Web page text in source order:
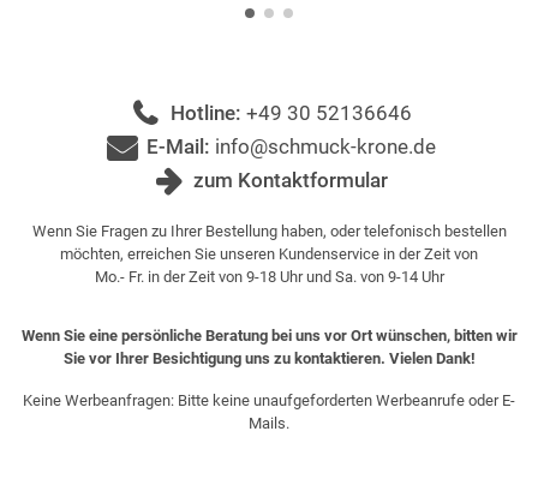
Hotline: +49 30 52136646
E-Mail: info@schmuck-krone.de
zum Kontaktformular
Wenn Sie Fragen zu Ihrer Bestellung haben, oder telefonisch bestellen
möchten, erreichen Sie unseren Kundenservice in der Zeit von
Mo.- Fr. in der Zeit von 9-18 Uhr und Sa. von 9-14 Uhr
Wenn Sie eine persönliche Beratung bei uns vor Ort wünschen, bitten wir
Sie vor Ihrer Besichtigung uns zu kontaktieren. Vielen Dank!
Keine Werbeanfragen: Bitte keine unaufgeforderten Werbeanrufe oder E-
Mails.